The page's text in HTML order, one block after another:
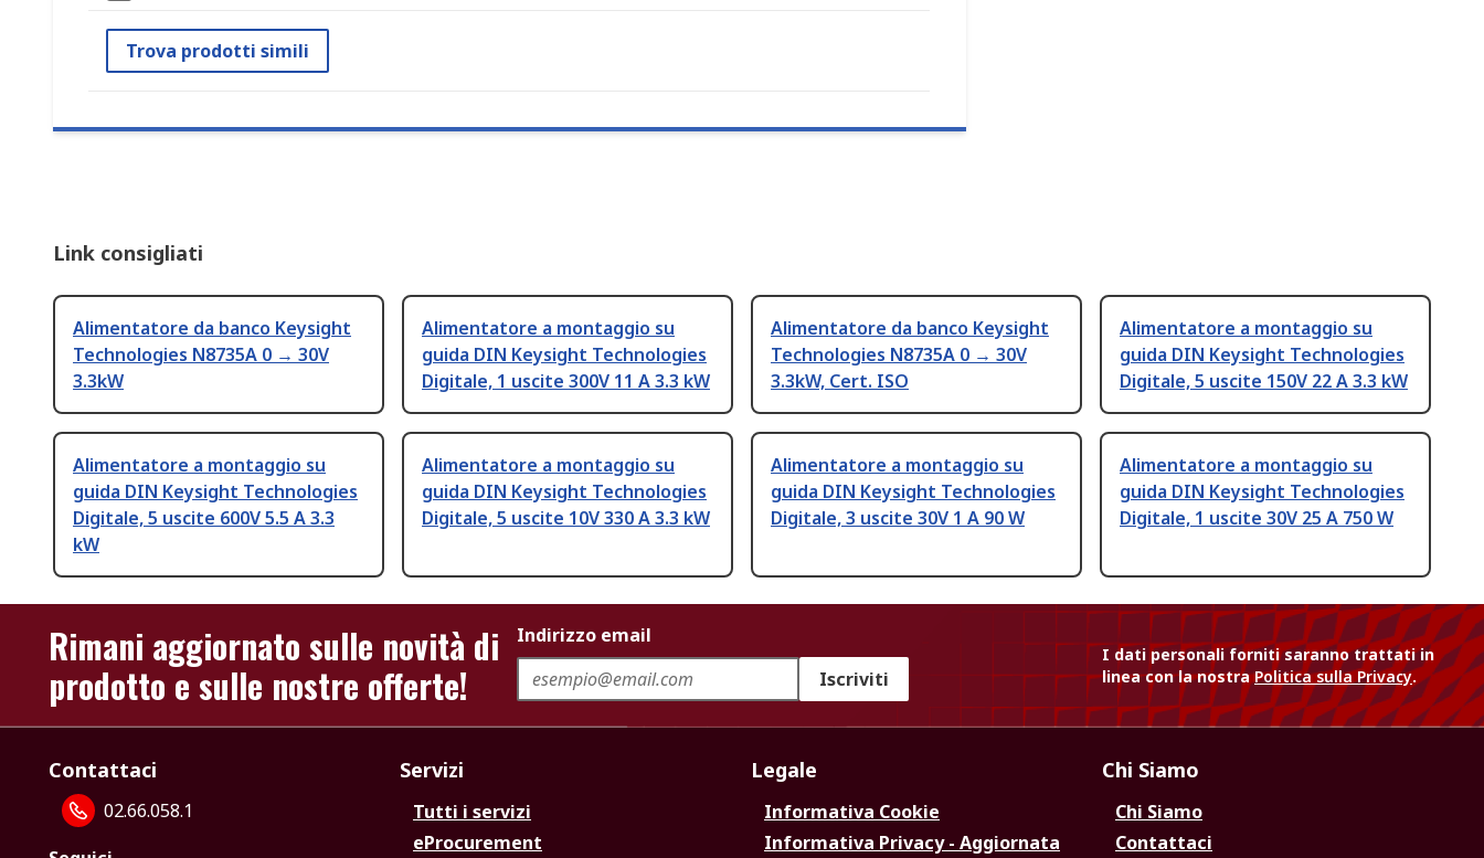
Trova prodotti simili
Link consigliati
Alimentatore da banco Keysight
Technologies N8735A 0 → 30V
3.3kW
Alimentatore a montaggio su
guida DIN Keysight Technologies
Digitale, 1 uscite 300V 11 A 3.3 kW
Alimentatore da banco Keysight
Technologies N8735A 0 → 30V
3.3kW, Cert. ISO
Alimentatore a montaggio su
guida DIN Keysight Technologies
Digitale, 5 uscite 150V 22 A 3.3 kW
Alimentatore a montaggio su
guida DIN Keysight Technologies
Digitale, 5 uscite 600V 5.5 A 3.3
kW
Alimentatore a montaggio su
guida DIN Keysight Technologies
Digitale, 5 uscite 10V 330 A 3.3 kW
Alimentatore a montaggio su
guida DIN Keysight Technologies
Digitale, 3 uscite 30V 1 A 90 W
Alimentatore a montaggio su
guida DIN Keysight Technologies
Digitale, 1 uscite 30V 25 A 750 W
Rimani aggiornato sulle novità di
prodotto e sulle nostre offerte!
Indirizzo email
Iscriviti
I dati personali forniti saranno trattati in
linea con la nostraPolitica sulla Privacy.
Contattaci
02.66.058.1
Servizi
Tutti i servizi
eProcurement
Legale
Informativa Cookie
Informativa Privacy - Aggiornata
Chi Siamo
Chi Siamo
Contattaci